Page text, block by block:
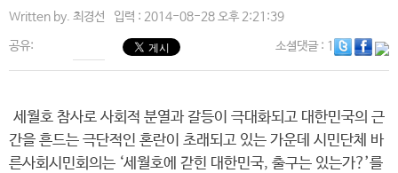
Written by. 최경선 입력 : 2014-08-28 오후 2:21:39
공유: 소셜댓글: 1
세월호 참사로 사회적 분열과 갈등이 극대화되고 대한민국의 근
간을 흔드는 극단적인 혼란이 초래되고 있는 가운데 시민단체 바
른사회시민회의는 ‘세월호에 갇힌 대한민국, 출구는 있는가?’를